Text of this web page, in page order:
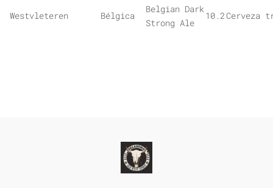
Westvleteren
Bélgica
Belgian Dark
Strong Ale
10.2Cerveza